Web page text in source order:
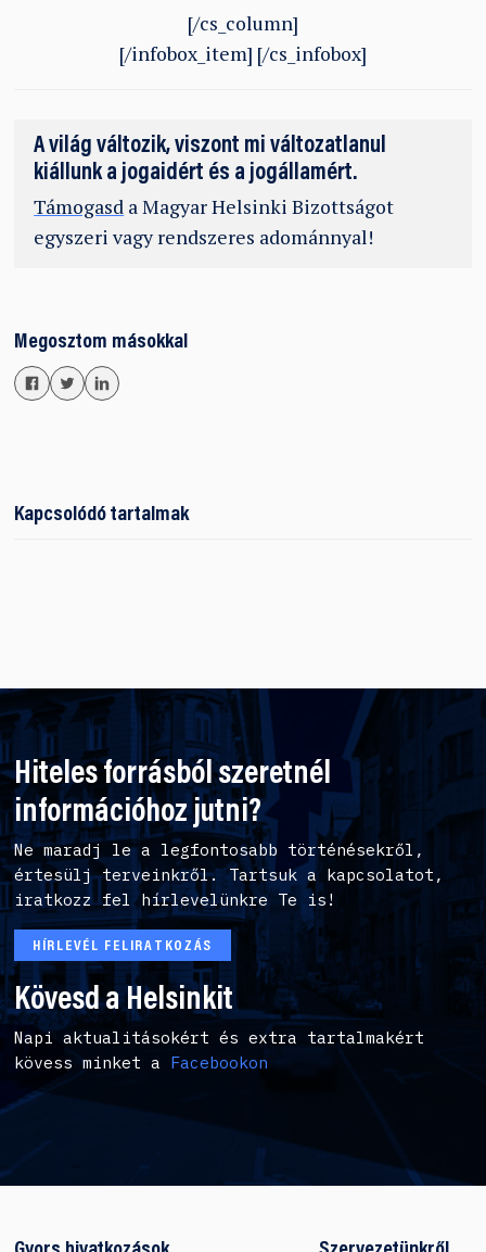
[/cs_column]
[/infobox_item] [/cs_infobox]
A világ változik, viszont mi változatlanul
kiállunk a jogaidért és a jogállamért.
Támogasd a Magyar Helsinki Bizottságot
egyszeri vagy rendszeres adománnyal!
Megosztom másokkal
Kapcsolódó tartalmak
Hiteles forrásból szeretnél
információhoz jutni?
Ne maradj le a legfontosabb történésekről,
értesülj terveinkről. Tartsuk a kapcsolatot,
iratkozz fel hírlevelünkre Te is!
HÍRLEVÉL FELIRATKOZÁS
Kövesd a Helsinkit
Napi aktualitásokért és extra tartalmakért
kövess minket a Facebookon